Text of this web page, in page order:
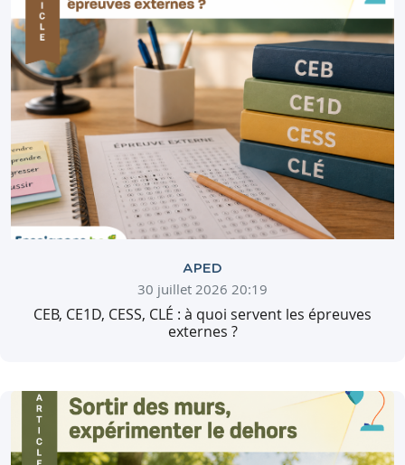
APED
30 juillet 2026 20:19
CEB, CE1D, CESS, CLÉ : à quoi servent les épreuves
externes ?